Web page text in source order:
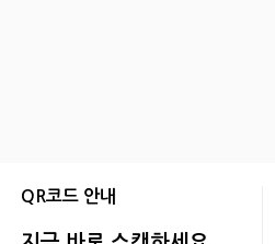
QR코드 안내